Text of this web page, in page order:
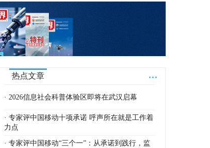
...
热点文章
· 2026信息社会科普体验区即将在武汉启幕
· 专家评中国移动十项承诺 呼声所在就是工作着
力点
· 专家评中国移动“三个一”：从承诺到践行，监